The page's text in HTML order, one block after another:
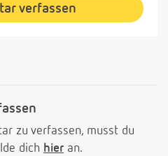
verfassen
zu verfassen, musst du
dich hier an.